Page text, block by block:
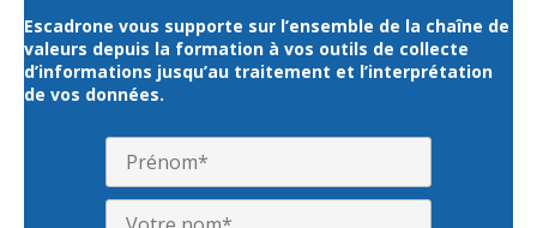
Escadrone vous supporte sur l’ensemble de la chaîne de
valeurs depuis la formation à vos outils de collecte
d’informations jusqu’au traitement et l’interprétation
de vos données.